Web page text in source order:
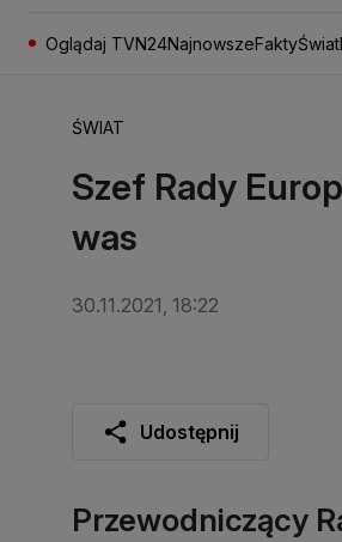
Oglądaj TVN24NajnowszeFaktyŚwiat
ŚWIAT
Szef Rady
was
30.11.2021, 18:22
Udostępnij
Przewodniczący